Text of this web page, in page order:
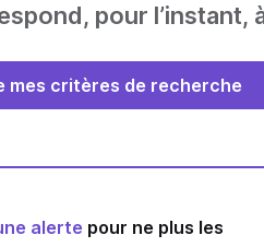
pour l’instant,
mes critères de recherche
alerte pour ne plus les